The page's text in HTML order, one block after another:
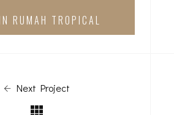
RUMAH TROPICAL
Next Project